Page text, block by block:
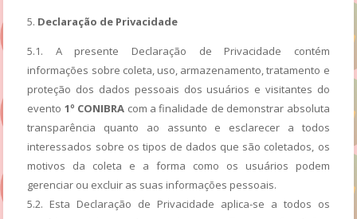
5. Declaração de Privacidade
5.1. A presente Declaração de Privacidade contém
informações sobre coleta, uso, armazenamento, tratamento e
proteção dos dados pessoais dos usuários e visitantes do
evento 1º CONIBRA com a finalidade de demonstrar absoluta
transparência quanto ao assunto e esclarecer a todos
interessados sobre os tipos de dados que são coletados, os
motivos da coleta e a forma como os usuários podem
gerenciar ou excluir as suas informações pessoais.
5.2. Esta Declaração de Privacidade aplica-se a todos os